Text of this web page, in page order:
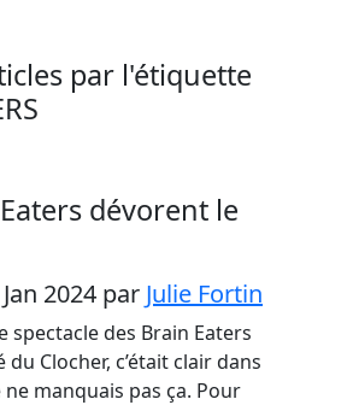
par l'étiquette
dévorent le
2024 par Julie Fortin
spectacle des Brain Eaters
du Clocher, c’était clair dans
manquais pas ça. Pour